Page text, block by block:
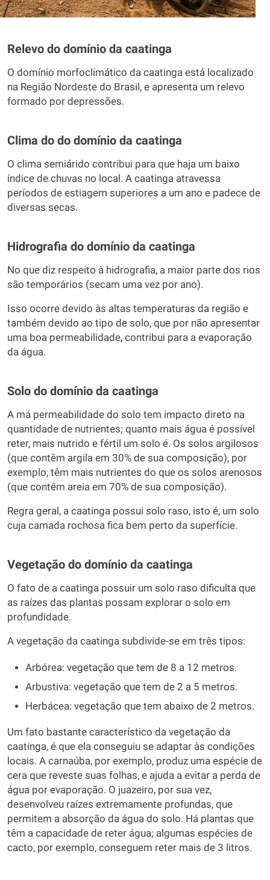
Relevo do domínio da caatinga
O domínio morfoclimático da caatinga está localizado
na Região Nordeste do Brasil, e apresenta um relevo
formado por depressões.
Clima do do domínio da caatinga
O clima semiárido contribui para que haja um baixo
índice de chuvas no local. A caatinga atravessa
períodos de estiagem superiores a um ano e padece de
diversas secas.
Hidrografia do domínio da caatinga
No que diz respeito à hidrografia, a maior parte dos rios
são temporários (secam uma vez por ano).
Isso ocorre devido às altas temperaturas da região e
também devido ao tipo de solo, que por não apresentar
uma boa permeabilidade, contribui para a evaporação
da água.
Solo do domínio da caatinga
A má permeabilidade do solo tem impacto direto na
quantidade de nutrientes; quanto mais água é possível
reter, mais nutrido e fértil um solo é. Os solos argilosos
(que contêm argila em 30% de sua composição), por
exemplo, têm mais nutrientes do que os solos arenosos
(que contêm areia em 70% de sua composição).
Regra geral, a caatinga possui solo raso, isto é, um solo
cuja camada rochosa fica bem perto da superfície.
Vegetação do domínio da caatinga
O fato de a caatinga possuir um solo raso dificulta que
as raízes das plantas possam explorar o solo em
profundidade.
A vegetação da caatinga subdivide-se em três tipos:
Arbórea: vegetação que tem de 8 a 12 metros.
Arbustiva: vegetação que tem de 2 a 5 metros.
Herbácea: vegetação que tem abaixo de 2 metros.
Um fato bastante característico da vegetação da
caatinga, é que ela conseguiu se adaptar às condições
locais. A carnaúba, por exemplo, produz uma espécie de
cera que reveste suas folhas, e ajuda a evitar a perda de
água por evaporação. O juazeiro, por sua vez,
desenvolveu raízes extremamente profundas, que
permitem a absorção da água do solo. Há plantas que
têm a capacidade de reter água; algumas espécies de
cacto, por exemplo, conseguem reter mais de 3 litros.